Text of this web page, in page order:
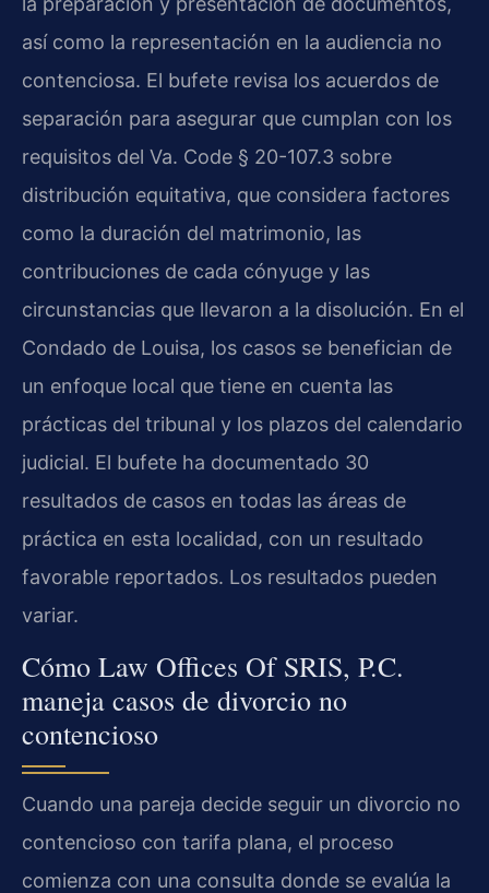
así como la representación en la audiencia no
contenciosa. El bufete revisa los acuerdos de
separación para asegurar que cumplan con los
requisitos del Va. Code § 20-107.3 sobre
distribución equitativa, que considera factores
como la duración del matrimonio, las
contribuciones de cada cónyuge y las
circunstancias que llevaron a la disolución. En el
Condado de Louisa, los casos se benefician de
un enfoque local que tiene en cuenta las
prácticas del tribunal y los plazos del calendario
judicial. El bufete ha documentado 30
resultados de casos en todas las áreas de
práctica en esta localidad, con un resultado
favorable reportados. Los resultados pueden
variar.
Cómo Law Offices Of SRIS, P.C.
maneja casos de divorcio no
contencioso
Cuando una pareja decide seguir un divorcio no
contencioso con tarifa plana, el proceso
comienza con una consulta donde se evalúa la